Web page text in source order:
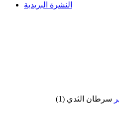
النشرة البريدية
سرطان الثدي (1)